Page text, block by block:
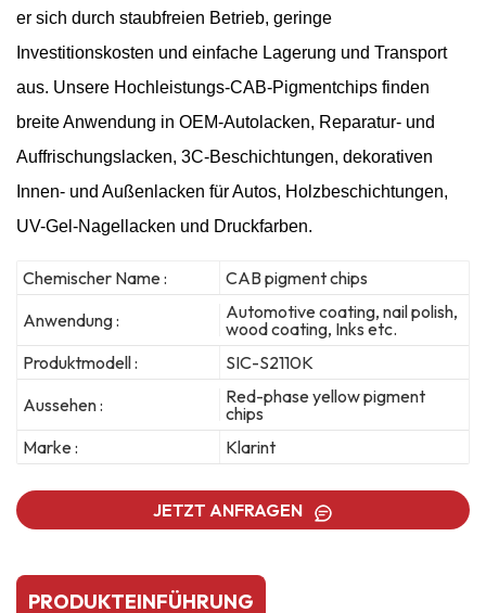
er sich durch staubfreien Betrieb, geringe
Investitionskosten und einfache Lagerung und Transport
aus. Unsere Hochleistungs-CAB-Pigmentchips finden
breite Anwendung in OEM-Autolacken, Reparatur- und
Auffrischungslacken, 3C-Beschichtungen, dekorativen
Innen- und Außenlacken für Autos, Holzbeschichtungen,
UV-Gel-Nagellacken und Druckfarben.
Chemischer Name :
CAB pigment chips
Anwendung :
Automotive coating, nail polish,
wood coating, Inks etc.
Produktmodell :
SIC-S2110K
Aussehen :
Red-phase yellow pigment
chips
Marke :
Klarint
JETZT ANFRAGEN
PRODUKTEINFÜHRUNG